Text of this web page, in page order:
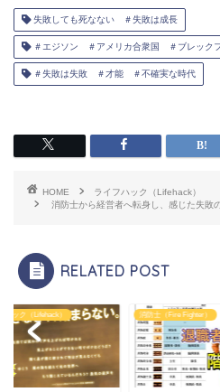
失敗しても死なない ＃失敗は成長
＃エジソン ＃アメリカ合衆国 ＃ブレック
＃失敗は失敗 ＃才能 ＃不確実な時代
HOME
ライフハック（Lifehack）
消防士から経営者へ転身し、感じた失敗
RELATED POST
ハック（Lifehack） 消防士（Fire Fighter）